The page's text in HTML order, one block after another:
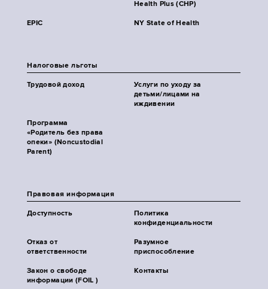
Health Plus (CHP)
EPIC NY State of Health
Налоговые льготы
Трудовой доход
Услуги по уходу за
детьми/лицами на
иждивении
Программа
«Родитель без права
опеки» (Noncustodial
Parent)
Правовая информация
Доступность
Политика
конфиденциальности
Отказ от
ответственности
Разумное
приспособление
Закон о свободе
информации (FOIL )
Контакты